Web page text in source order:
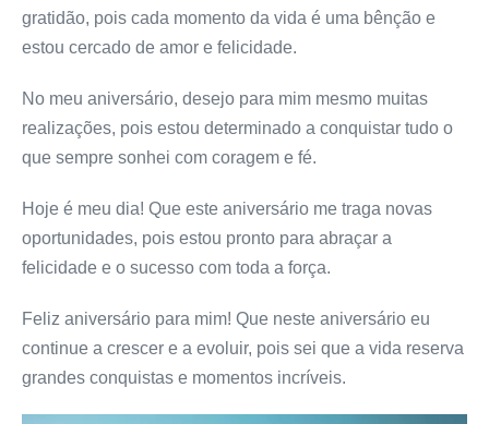
gratidão, pois cada momento da vida é uma bênção e
estou cercado de amor e felicidade.
No meu aniversário, desejo para mim mesmo muitas
realizações, pois estou determinado a conquistar tudo o
que sempre sonhei com coragem e fé.
Hoje é meu dia! Que este aniversário me traga novas
oportunidades, pois estou pronto para abraçar a
felicidade e o sucesso com toda a força.
Feliz aniversário para mim! Que neste aniversário eu
continue a crescer e a evoluir, pois sei que a vida reserva
grandes conquistas e momentos incríveis.